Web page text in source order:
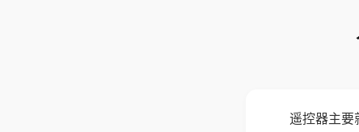
遥控器主要